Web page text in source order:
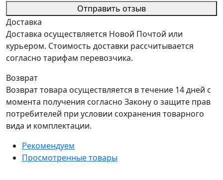
Отправить отзыв
Доставка
Доставка осуществляется Новой Почтой или
курьером. Стоимость доставки рассчитывается
согласно тарифам перевозчика.
Возврат
Возврат товара осуществляется в течение 14 дней с
момента получения согласно Закону о защите прав
потребителей при условии сохранения товарного
вида и комплектации.
Рекомендуем
Просмотренные товары